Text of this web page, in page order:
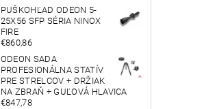
PUŠKOHĽAD ODEON 5-
25X56 SFP SÉRIA NINOX
FIRE
€860,86
ODEON SADA
PROFESIONÁLNA STATÍV
PRE STRELCOV + DRŽIAK
NA ZBRAŇ + GUĽOVÁ HLAVICA
€847,78